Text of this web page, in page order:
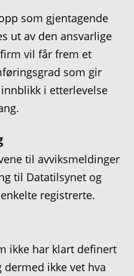
som gjentagende
ut av den ansvarlige
vil får frem et
som gir
i etterlevelse
til avviksmeldinger
til Datatilsynet og
registrerte.
ikke har klart definert
dermed ikke vet hva